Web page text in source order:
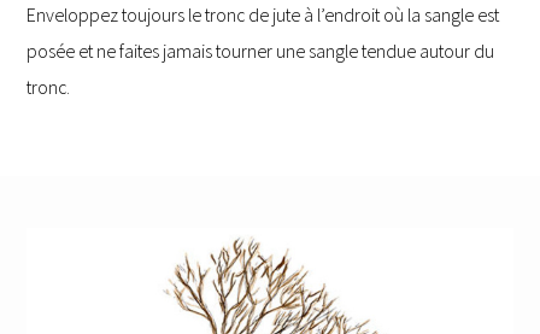
Enveloppez toujours le tronc de jute à l’endroit où la sangle est
posée et ne faites jamais tourner une sangle tendue autour du
tronc.